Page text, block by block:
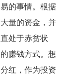
的事情。根据
量的资金，并
处于赤贫状
赚钱方式。想
红，作为投资